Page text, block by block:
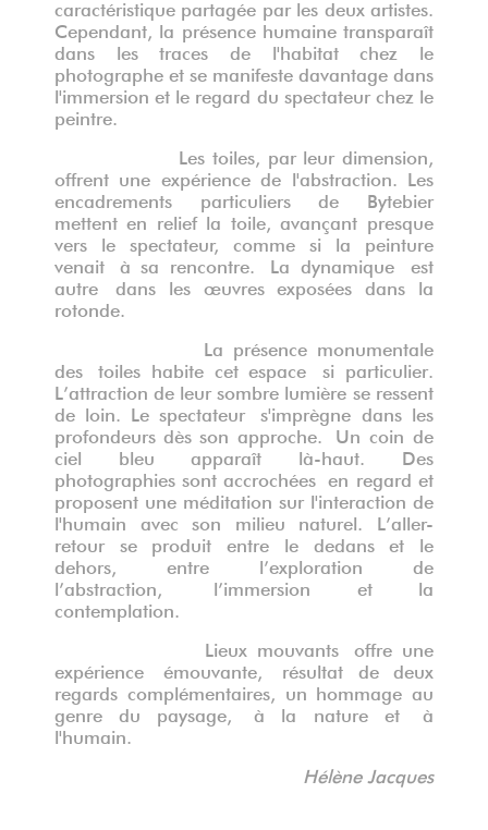
caractéristique partagée par les deux artistes.
Cependant, la présence humaine transparaît
dans les traces de l'habitat chez le
photographe et se manifeste davantage dans
l'immersion et le regard du spectateur chez le
peintre.
Les toiles, par leur dimension,
offrent une expérience de l'abstraction. Les
encadrements particuliers de Bytebier
mettent en relief la toile, avan ç ant presque
vers le spectateur, comme si la peinture
venait à sa rencontre. La dynamique est
autre dans les œuvres exposées dans la
rotonde.
La présence monumentale
de s toiles habite cet espace si particulier
’ attraction de leur sombre lumi è re se ressent
de loin e spectateur s'imprè gne dans les
profondeurs d è s son approche. Un coin de
ciel bleu apparaît l à-haut. D es
photographies sont accrochées en regard et
proposent une méditation sur l'interaction de
l'humain avec son milieu naturel. L ’ aller-
retour se produit entre le dedans et le
dehors, entre l ’ exploration de
’ abstraction, l’ immersion et la
contemplation
Lieux mouvants offre une
expé rience émouvante résultat de deux
regards complémentaires, un hommage au
genre du paysage, à la nature et à
l'humain.
Hélène Jacques